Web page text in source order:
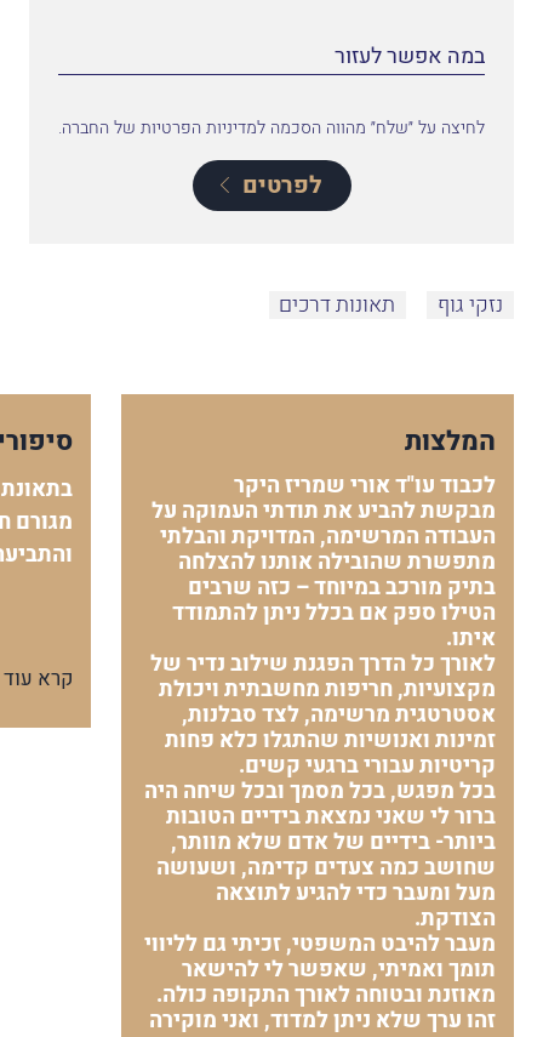
לחיצה על ״שלח״ מהווה הסכמה למדיניות הפרטיות של החברה.
לפרטים
נזקי גוף תאונות דרכים
המלצות
לכבוד עו"ד אורי שמריז היקר
מבקשת להביע את תודתי העמוקה על
העבודה המרשימה, המדויקת והבלתי
מתפשרת שהובילה אותנו להצלחה
בתיק מורכב במיוחד – כזה שרבים
הטילו ספק אם בכלל ניתן להתמודד
איתו.
לאורך כל הדרך הפגנת שילוב נדיר של
מקצועיות, חריפות מחשבתית ויכולת
אסטרטגית מרשימה, לצד סבלנות,
זמינות ואנושיות שהתגלו כלא פחות
קריטיות עבורי ברגעי קשים.
בכל מפגש, בכל מסמך ובכל שיחה היה
ברור לי שאני נמצאת בידיים הטובות
ביותר- בידיים של אדם שלא מוותר,
שחושב כמה צעדים קדימה, ושעושה
מעל ומעבר כדי להגיע לתוצאה
הצודקת.
מעבר להיבט המשפטי, זכיתי גם לליווי
תומך ואמיתי, שאפשר לי להישאר
מאוזנת ובטוחה לאורך התקופה כולה.
זהו ערך שלא ניתן למדוד, ואני מוקירה
מגורם
קרא עוד